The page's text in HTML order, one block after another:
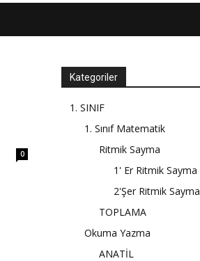
0
Kategoriler
1. SINIF
1. Sınıf Matematik
Ritmik Sayma
1' Er Ritmik Sayma
2'Şer Ritmik Sayma
TOPLAMA
Okuma Yazma
ANATİL